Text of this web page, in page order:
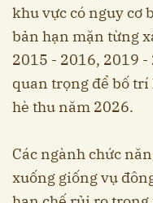
khu vực có nguy cơ
bản hạn mặn từng
2015 - 2016, 2019 -
quan trọng để bố
hè thu năm 2026.
Các ngành chức
xuống giống vụ